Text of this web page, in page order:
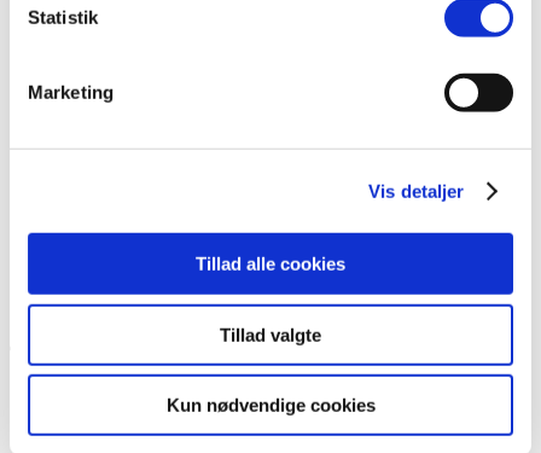
Statistik
Marketing
Vis detaljer
Tillad alle cookies
Tillad valgte
Kun nødvendige cookies
Ladeinfrastruktur
Hvad koster ladeinfrastruktur?
Køb og udbud af ladeinfrastruktur
Ladepunktsberegner til kommuner
Brand i elbiler
Ordbog for elbiler
Elbilers klimapåvirkning
Vejledninger
Cases fra boligorganisationer